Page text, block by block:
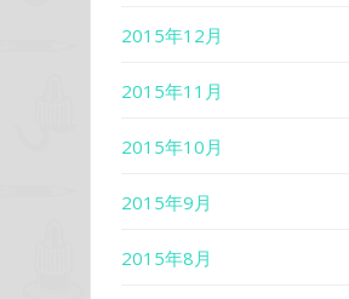
2015年12月
2015年11月
2015年10月
2015年9月
2015年8月